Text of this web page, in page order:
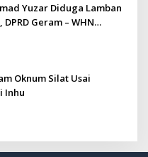
Yuzar Diduga Lamban
Geram – WHN
Oknum Silat Usai
Inhu